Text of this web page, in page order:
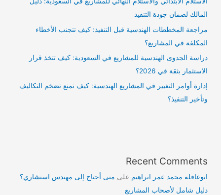
المالك لضمان جودة التنفيذ
مراجعة المخططات الهندسية قبل التنفيذ: كيف تتجنب الأخطاء
المكلفة في المشاريع؟
دراسة الجدوى الهندسية للمشاريع في السعودية: كيف تتخذ قرار
الاستثمار بثقة في 2026؟
إدارة أوامر التغيير في المشاريع الهندسية: كيف تمنع تضخم التكاليف
وتأخير التنفيذ؟
Recent Comments
ابوعاقله محمد عمر ابراهيم على متى أحتاج إلى مهندس استشاري؟
دليل شامل لأصحاب المشاريع